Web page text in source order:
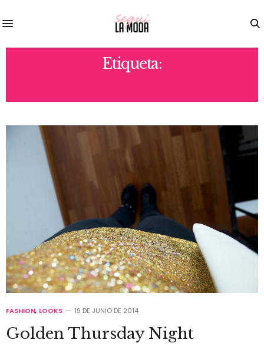
Etiqueta:
FASHION, LOOKS 19 DE JUNIO DE 2014
Golden Thursday Night